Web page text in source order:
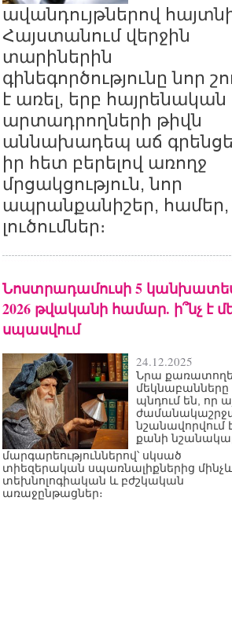
ավանդույթներով
Հայստանում վերջին
տարիներին
գինեգործությունը նոր
է առել, երբ հայրենական
արտադրողների թիվն
աննախադեպ աճ
իր հետ բերելով առողջ
մրցակցություն, նոր
ապրանքանիշեր, համեր,
լուծումներ։
Նոստրադամուսի 5
2026 թվականի համար. ի՞նչ է
սպասվում
24.12.2025
Նրա
մեկնաբանները
պնդում են, որ
նշանավորվում
քանի
մարգարեություններով՝ սկսած
տիեզերական սպառնալիքներից մինչև
տեխնոլոգիական և բժշկական
առաջընթացներ։